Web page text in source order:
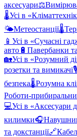
аксесуари⚖️
🌡️Усі в «
🌤️Метеостанції🌡️
📱 Усі в «Сучасні
авто 🔋 Павербанки
🏡Усі в «Розумний
розетки та вимикачі🎙️
безпека🌡️Розумна
Роботи-
💻Усі в «Аксесуари
килимки🎧
та докстанції🔗